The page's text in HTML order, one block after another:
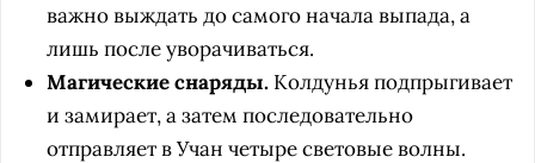
важно выждать до самого начала выпада, а
лишь после уворачиваться.
Магические снаряды. Колдунья подпрыгивает
и замирает, а затем последовательно
отправляет в Учан четыре световые волны.